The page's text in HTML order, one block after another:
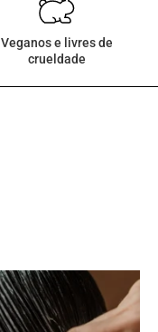
Veganos e livres de
crueldade